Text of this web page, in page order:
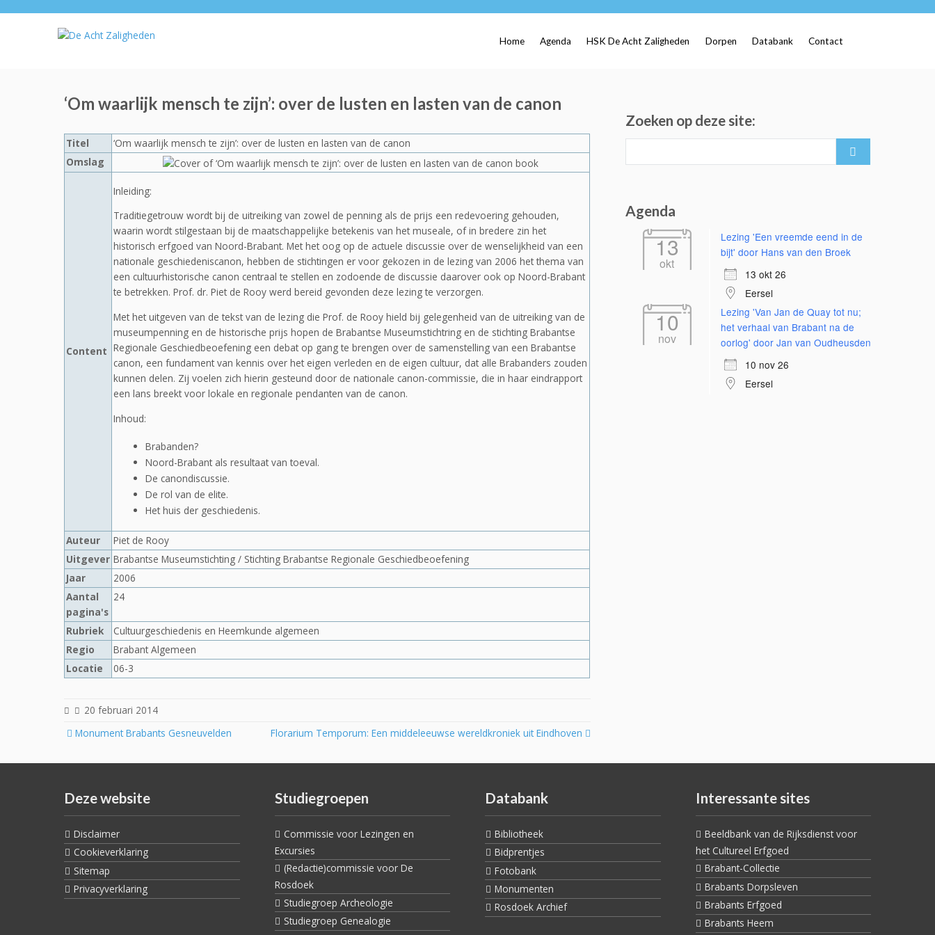
Home Agenda HSK De Acht Zaligheden Dorpen Databank Contact
‘Om waarlijk mensch te zijn’: over de lusten en lasten van de canon
Titel
‘Om waarlijk mensch te zijn’: over de lusten en lasten van de canon
Omslag
Content
Inleiding:
Traditiegetrouw wordt bij de uitreiking van zowel de penning als de prijs een redevoering gehouden,
waarin wordt stilgestaan bij de maatschappelijke betekenis van het museale, of in bredere zin het
historisch erfgoed van Noord-Brabant. Met het oog op de actuele discussie over de wenselijkheid van een
nationale geschiedeniscanon, hebben de stichtingen er voor gekozen in de lezing van 2006 het thema van
een cultuurhistorische canon centraal te stellen en zodoende de discussie daarover ook op Noord-Brabant
te betrekken. Prof. dr. Piet de Rooy werd bereid gevonden deze lezing te verzorgen.
Met het uitgeven van de tekst van de lezing die Prof. de Rooy hield bij gelegenheid van de uitreiking van de
museumpenning en de historische prijs hopen de Brabantse Museumstichtring en de stichting Brabantse
Regionale Geschiedbeoefening een debat op gang te brengen over de samenstelling van een Brabantse
canon, een fundament van kennis over het eigen verleden en de eigen cultuur, dat alle Brabanders zouden
kunnen delen. Zij voelen zich hierin gesteund door de nationale canon-commissie, die in haar eindrapport
een lans breekt voor lokale en regionale pendanten van de canon.
Inhoud:
Brabanden?
Noord-Brabant als resultaat van toeval.
De canondiscussie.
De rol van de elite.
Het huis der geschiedenis.
Auteur
Piet de Rooy
Uitgever Brabantse Museumstichting / Stichting Brabantse Regionale Geschiedbeoefening
Jaar
2006
Aantal
pagina's
24
Rubriek
Cultuurgeschiedenis en Heemkunde algemeen
Regio
Brabant Algemeen
Locatie
06-3
20 februari 2014
Post
Monument Brabants Gesneuvelden Florarium Temporum: Een middeleeuwse wereldkroniek uit Eindhoven
Zoeken op deze site:
Agenda
13
okt
Lezing 'Een vreemde eend in de
bijt' door Hans van den Broek
13 okt 26
Eersel
10
nov
Lezing 'Van Jan de Quay tot nu;
het verhaal van Brabant na de
oorlog' door Jan van Oudheusden
10 nov 26
Eersel
Deze website
Disclaimer
Cookieverklaring
Sitemap
Privacyverklaring
Studiegroepen
Commissie voor Lezingen en
Excursies
(Redactie)commissie voor De
Rosdoek
Studiegroep Archeologie
Studiegroep Genealogie
Databank
Bibliotheek
Bidprentjes
Fotobank
Monumenten
Rosdoek Archief
Interessante sites
Beeldbank van de Rijksdienst voor
het Cultureel Erfgoed
Brabant-Collectie
Brabants Dorpsleven
Brabants Erfgoed
Brabants Heem